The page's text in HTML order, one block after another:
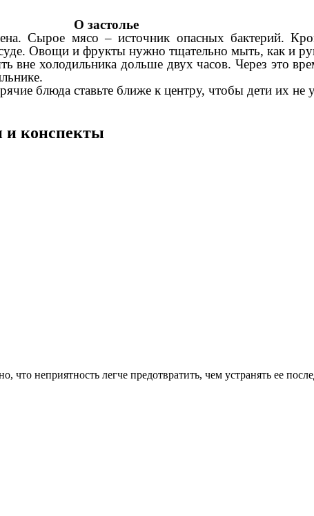
О застолье
Сырое мясо – источник опасных бактерий.
Овощи и фрукты нужно тщательно мыть, как и
вне холодильника дольше двух часов. Через это
блюда ставьте ближе к центру, чтобы дети их не
и конспекты
что неприятность легче предотвратить, чем устранять ее